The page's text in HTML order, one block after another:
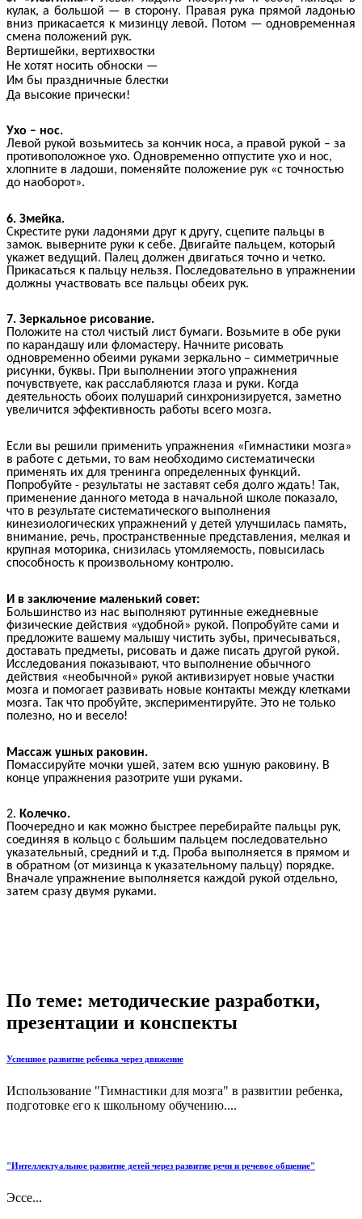
кулак, а большой — в сторону. Правая рука прямой ладонью
вниз прикасается к мизинцу левой. Потом — одновременная
смена положений рук.
Вертишейки, вертихвостки
Не хотят носить обноски —
Им бы праздничные блестки
Да высокие прически!
Ухо – нос.
Левой рукой возьмитесь за кончик носа, а правой рукой – за
противоположное ухо. Одновременно отпустите ухо и нос,
хлопните в ладоши, поменяйте положение рук «с точностью
до наоборот».
6. Змейка.
Скрестите руки ладонями друг к другу, сцепите пальцы в
замок. выверните руки к себе. Двигайте пальцем, который
укажет ведущий. Палец должен двигаться точно и четко.
Прикасаться к пальцу нельзя. Последовательно в упражнении
должны участвовать все пальцы обеих рук.
7. Зеркальное рисование.
Положите на стол чистый лист бумаги. Возьмите в обе руки
по карандашу или фломастеру. Начните рисовать
одновременно обеими руками зеркально – симметричные
рисунки, буквы. При выполнении этого упражнения
почувствуете, как расслабляются глаза и руки. Когда
деятельность обоих полушарий синхронизируется, заметно
увеличится эффективность работы всего мозга.
Если вы решили применить упражнения «Гимнастики мозга»
в работе с детьми, то вам необходимо систематически
применять их для тренинга определенных функций.
Попробуйте - результаты не заставят себя долго ждать! Так,
применение данного метода в начальной школе показало,
что в результате систематического выполнения
кинезиологических упражнений у детей улучшилась память,
внимание, речь, пространственные представления, мелкая и
крупная моторика, снизилась утомляемость, повысилась
способность к произвольному контролю.
И в заключение маленький совет:
Большинство из нас выполняют рутинные ежедневные
физические действия «удобной» рукой. Попробуйте сами и
предложите вашему малышу чистить зубы, причесываться,
доставать предметы, рисовать и даже писать другой рукой.
Исследования показывают, что выполнение обычного
действия «необычной» рукой активизирует новые участки
мозга и помогает развивать новые контакты между клетками
мозга. Так что пробуйте, экспериментируйте. Это не только
полезно, но и весело!
Массаж ушных раковин.
Помассируйте мочки ушей, затем всю ушную раковину. В
конце упражнения разотрите уши руками.
2. Колечко.
Поочередно и как можно быстрее перебирайте пальцы рук,
соединяя в кольцо с большим пальцем последовательно
указательный, средний и т.д. Проба выполняется в прямом и
в обратном (от мизинца к указательному пальцу) порядке.
Вначале упражнение выполняется каждой рукой отдельно,
затем сразу двумя руками.
По теме: методические разработки,
презентации и конспекты
Успешное развитие ребенка через движение
Использование "Гимнастики для мозга" в развитии ребенка,
подготовке его к школьному обучению....
"Интеллектуальное развитие детей через развитие речи и речевое общение"
Эссе...